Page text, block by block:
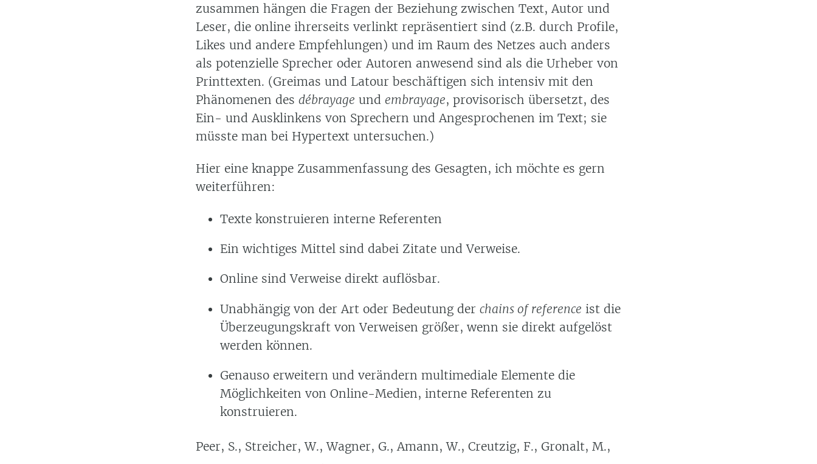
zusammen hängen die Fragen der Beziehung zwischen Text, Autor und
Leser, die online ihrerseits verlinkt repräsentiert sind (z.B. durch Profile,
Likes und andere Empfehlungen) und im Raum des Netzes auch anders
als potenzielle Sprecher oder Autoren anwesend sind als die Urheber von
Printtexten. (Greimas und Latour beschäftigen sich intensiv mit den
Phänomenen des débrayage und embrayage, provisorisch übersetzt, des
Ein- und Ausklinkens von Sprechern und Angesprochenen im Text; sie
müsste man bei Hypertext untersuchen.)
Hier eine knappe Zusammenfassung des Gesagten, ich möchte es gern
weiterführen:
Texte konstruieren interne Referenten
Ein wichtiges Mittel sind dabei Zitate und Verweise.
Online sind Verweise direkt auflösbar.
Unabhängig von der Art oder Bedeutung der chains of reference ist die
Überzeugungskraft von Verweisen größer, wenn sie direkt aufgelöst
werden können.
Genauso erweitern und verändern multimediale Elemente die
Möglichkeiten von Online-Medien, interne Referenten zu
konstruieren.
Peer, S., Streicher, W., Wagner, G., Amann, W., Creutzig, F., Gronalt, M.,